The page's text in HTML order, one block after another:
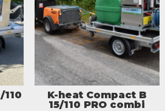
K-heat Compact B
15/110 PRO combi